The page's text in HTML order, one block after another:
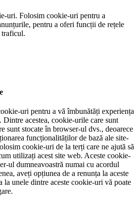
uri. Folosim cookie-uri pentru a
pentru a oferi funcții de rețele
traficul.
uri pentru a vă îmbunătăți experiența
acestea, cookie-urile care sunt
sunt stocate în browser-ul dvs., deoarece
funcționalităților de bază ale site-
cookie-uri de la terți care ne ajută să
utilizați acest site web. Aceste cookie-
ul dumneavoastră numai cu acordul
aveți opțiunea de a renunța la aceste
la unele dintre aceste cookie-uri vă poate